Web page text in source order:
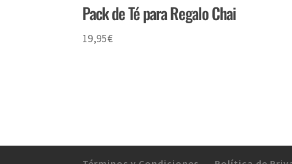
Pack de Té para Regalo Chai
19,95€